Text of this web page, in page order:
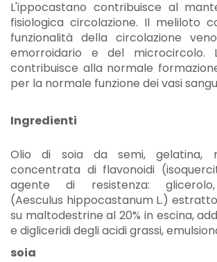
L'ippocastano contribuisce al
fisiologica circolazione. Il meliloto
funzionalità della circolazione
emorroidario e del microcircolo.
contribuisce alla normale
per la normale funzione dei vasi
Ingredienti
Olio di soia da semi, gelatina,
concentrata di flavonoidi
agente di resistenza:
(Aesculus hippocastanum L.)
su maltodestrine al 20% in escina,
e digliceridi degli acidi grassi,
soia